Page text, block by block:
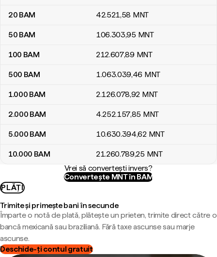
20 BAM 42.521,58 MNT
50 BAM 106.303,95 MNT
100 BAM 212.607,89 MNT
500 BAM 1.063.039,46 MNT
1.000 BAM 2.126.078,92 MNT
2.000 BAM 4.252.157,85 MNT
5.000 BAM 10.630.394,62 MNT
10.000 BAM 21.260.789,25 MNT
Vrei să convertești invers?
Convertește MNT în BAM
PLĂȚI
Trimite și primește bani în secunde
Împarte o notă de plată, plătește un prieten, trimite direct către o
bancă mexicană sau braziliană. Fără taxe ascunse sau marje
ascunse.
Deschide-ți contul gratuit